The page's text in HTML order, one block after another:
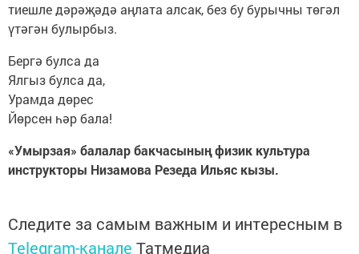
тиешле дәрәҗәдә аңлата алсак, без бу бурычны төгәл
үтәгән булырбыз.
Бергә булса да
Ялгыз булса да,
Урамда дөрес
Йөрсен һәр бала!
«Умырзая» балалар бакчасының физик культура
инструкторы Низамова Резеда Ильяс кызы.
Следите за самым важным и интересным в
Telegram-канале Татмедиа